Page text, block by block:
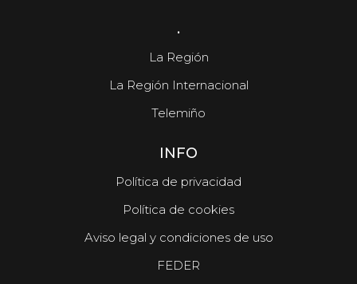
.
La Región
La Región Internacional
Telemiño
INFO
Política de privacidad
Política de cookies
Aviso legal y condiciones de uso
FEDER